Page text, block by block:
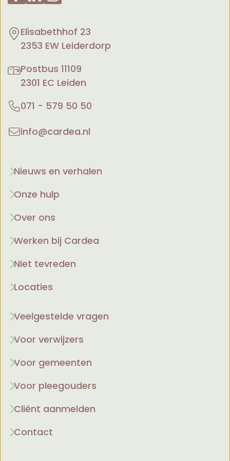
Elisabethhof 23
2353 EW Leiderdorp
Postbus 11109
2301 EC Leiden
071 - 579 50 50
info@cardea.nl
Nieuws en verhalen
Onze hulp
Over ons
Werken bij Cardea
Niet tevreden
Locaties
Veelgestelde vragen
Voor verwijzers
Voor gemeenten
Voor pleegouders
Cliënt aanmelden
Contact